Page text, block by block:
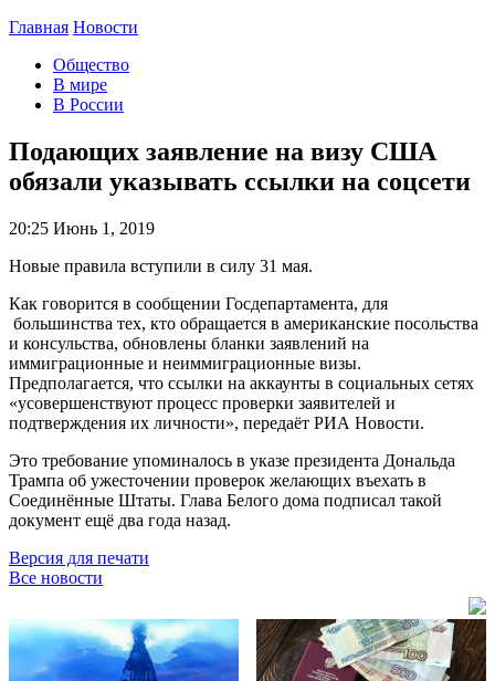
Главная Новости
Общество
В мире
В России
Подающих заявление на визу США
обязали указывать ссылки на соцсети
20:25 Июнь 1, 2019
Новые правила вступили в силу 31 мая.
Как говорится в сообщении Госдепартамента, для
большинства тех, кто обращается в американские посольства
и консульства, обновлены бланки заявлений на
иммиграционные и неиммиграционные визы.
Предполагается, что ссылки на аккаунты в социальных сетях
«усовершенствуют процесс проверки заявителей и
подтверждения их личности», передаёт РИА Новости.
Это требование упоминалось в указе президента Дональда
Трампа об ужесточении проверок желающих въехать в
Соединённые Штаты. Глава Белого дома подписал такой
документ ещё два года назад.
Версия для печати
Все новости